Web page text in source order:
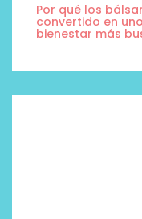
Por qué los
convertido en
bienestar más